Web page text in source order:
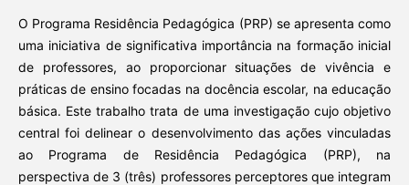
O Programa Residência Pedagógica (PRP) se apresenta como
uma iniciativa de significativa importância na formação inicial
de professores, ao proporcionar situações de vivência e
práticas de ensino focadas na docência escolar, na educação
básica. Este trabalho trata de uma investigação cujo objetivo
central foi delinear o desenvolvimento das ações vinculadas
ao Programa de Residência Pedagógica (PRP), na
perspectiva de 3 (três) professores perceptores que integram